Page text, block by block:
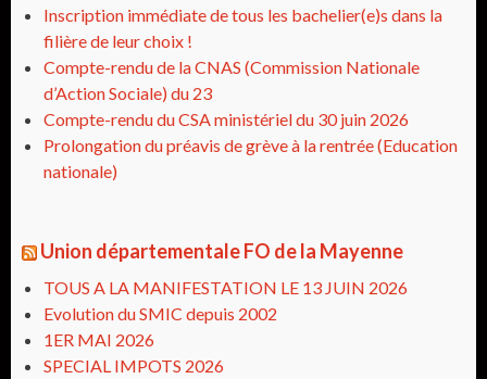
Inscription immédiate de tous les bachelier(e)s dans la
filière de leur choix !
Compte-rendu de la CNAS (Commission Nationale
d’Action Sociale) du 23
Compte-rendu du CSA ministériel du 30 juin 2026
Prolongation du préavis de grève à la rentrée (Education
nationale)
Union départementale FO de la Mayenne
TOUS A LA MANIFESTATION LE 13 JUIN 2026
Evolution du SMIC depuis 2002
1ER MAI 2026
SPECIAL IMPOTS 2026